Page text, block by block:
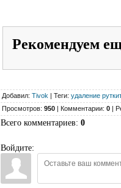
Рекомендуем
Добавил: Tivok | Теги: удаление
Просмотров: 950 | Комментарии: 0 |
Всего комментариев: 0
Войдите: